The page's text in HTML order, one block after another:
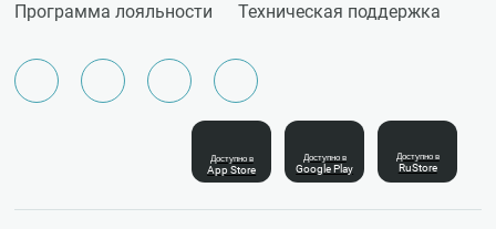
Программа лояльности
Техническая поддержка
Доступно в
App Store
Доступно в
Google Play
Доступно в
RuStore